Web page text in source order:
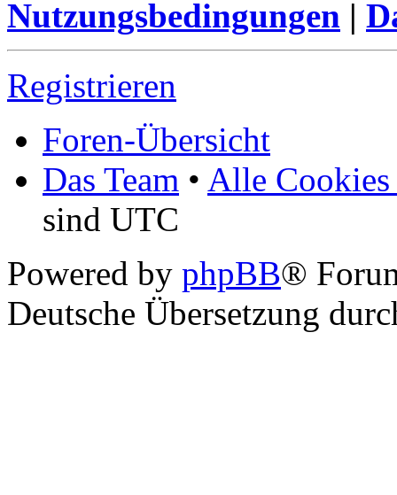
Nutzungsbedingungen |
Registrieren
Foren-Übersicht
Das Team • Alle Cookies
sind UTC
Powered by phpBB®
Deutsche Übersetzung